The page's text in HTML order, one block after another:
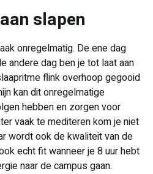
slapen
onregelmatig. De ene dag
andere dag ben je tot laat aan
flink overhoop gegooid
kan dit onregelmatige
hebben en zorgen voor
vaak te mediteren kom je niet
wordt ook de kwaliteit van de
echt fit wanneer je 8 uur hebt
naar de campus gaan.